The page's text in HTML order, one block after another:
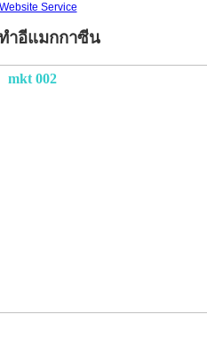
Service
ำอีแมกกาซีน